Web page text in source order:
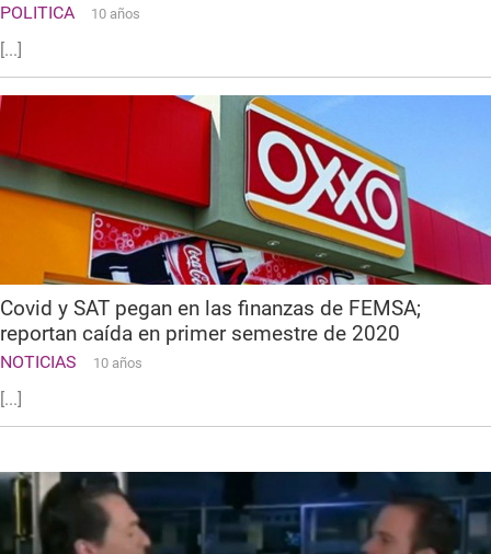
POLITICA 10 años
[...]
Covid y SAT pegan en las finanzas de FEMSA;
reportan caída en primer semestre de 2020
NOTICIAS 10 años
[...]